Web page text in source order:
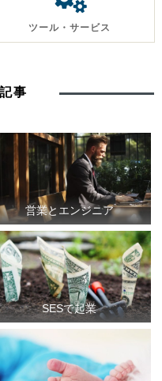
ツール・サービス
事
営業とエンジニア
SESで起業